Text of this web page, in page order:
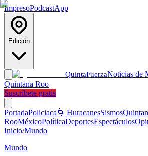
ImpresoPodcastApp
Edición
QuintaFuerzaNoticias de
Quintana Roo
Suscríbete gratis
PortadaPoliciaca 🌀 HuracanesSismos
RooMéxicoPolíticaDeportesEspectáculos
Inicio/Mundo
Mundo